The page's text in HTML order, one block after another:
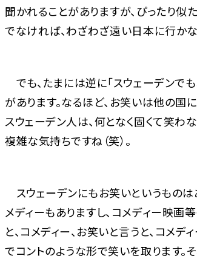
聞かれることがありますが、ぴったり似
でなければ、わざわざ遠い日本に行かな
でも、たまには逆に「スウェーデンで
があります。なるほど、お笑いは他の国
スウェーデン人は、何となく固くて笑わ
複雑な気持ちですね（笑）。
スウェーデンにもお笑いというものは
メディーもありますし、コメディー映画
と、コメディー、お笑いと言うと、コメ
でコントのような形で笑いを取ります。